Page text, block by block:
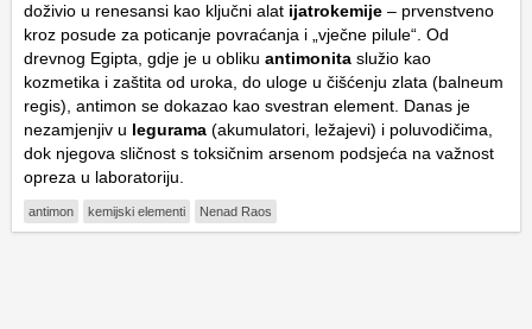
doživio u renesansi kao ključni alat ijatrokemije – prvenstveno
kroz posude za poticanje povraćanja i „vječne pilule“. Od
drevnog Egipta, gdje je u obliku antimonita služio kao
kozmetika i zaštita od uroka, do uloge u čišćenju zlata (balneum
regis), antimon se dokazao kao svestran element. Danas je
nezamjenjiv u legurama (akumulatori, ležajevi) i poluvodičima,
dok njegova sličnost s toksičnim arsenom podsjeća na važnost
opreza u laboratoriju.
antimon kemijski elementi Nenad Raos